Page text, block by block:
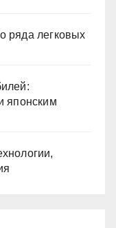
ряда легковых
японским